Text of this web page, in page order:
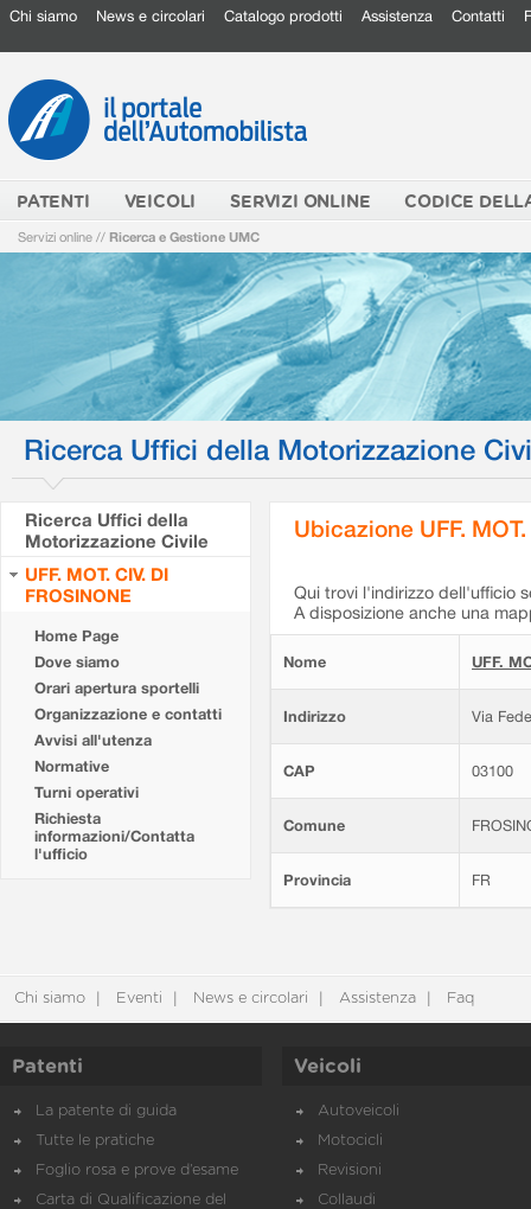
Chi siamo News e circolari Catalogo prodotti Assistenza Contatti
PATENTI VEICOLI SERVIZI ONLINE CODICE
Servizi online // Ricerca e Gestione UMC
Ricerca Uffici della Motorizzazione
Ricerca Uffici della
Motorizzazione Civile
UFF. MOT. CIV. DI
FROSINONE
Home Page
Dove siamo
Orari apertura sportelli
Organizzazione e contatti
Avvisi all'utenza
Normative
Turni operativi
Richiesta
informazioni/Contatta
l'ufficio
Ubicazione UFF.
Qui trovi l'indirizzo dell'ufficio
A disposizione anche una
Nome UFF.
Indirizzo Via
CAP 03100
Comune
Provincia FR
Chi siamo Eventi News e circolari Assistenza Faq
Patenti
La patente di guida
Tutte le pratiche
Foglio rosa e prove d’esame
Carta di Qualificazione del
Veicoli
Autoveicoli
Motocicli
Revisioni
Collaudi